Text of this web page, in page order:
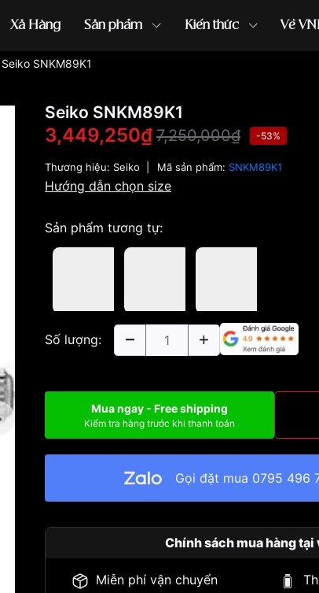
Xả Hàng Sản phẩm Kiến thức Về
...
Seiko SNKM89K1
Seiko SNKM89K1
3,449,250₫ 7,250,000₫ -53%
Thương hiệu: Seiko Mã sản phẩm: SNKM89K1
Hướng dẫn chọn size
Sản phẩm tương tự:
Số lượng:
Mua ngay - Free shipping
Kiểm tra hàng trước khi thanh toán
Gọi đặt mua 0795 496
Chính sách mua hàng
Miễn phí vận chuyển